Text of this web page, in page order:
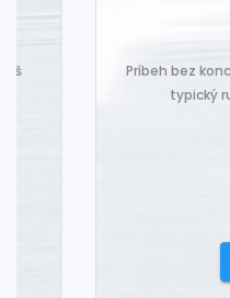
Príbeh bez konca je
typický rukopis